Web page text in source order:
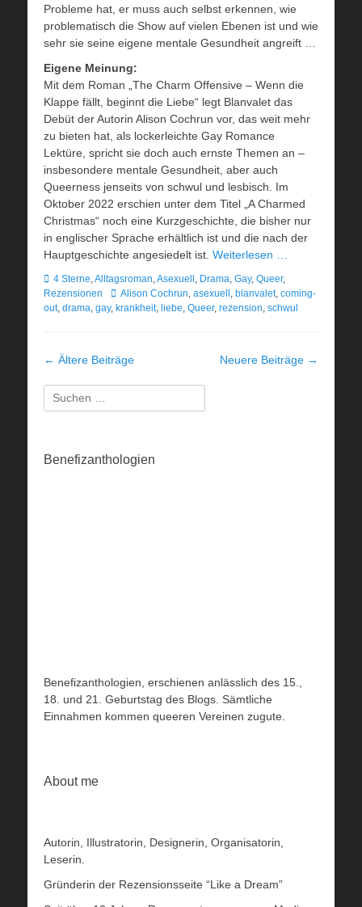
Probleme hat, er muss auch selbst erkennen, wie
problematisch die Show auf vielen Ebenen ist und wie
sehr sie seine eigene mentale Gesundheit angreift …
Eigene Meinung:
Mit dem Roman „The Charm Offensive – Wenn die
Klappe fällt, beginnt die Liebe“ legt Blanvalet das
Debüt der Autorin Alison Cochrun vor, das weit mehr
zu bieten hat, als lockerleichte Gay Romance
Lektüre, spricht sie doch auch ernste Themen an –
insbesondere mentale Gesundheit, aber auch
Queerness jenseits von schwul und lesbisch. Im
Oktober 2022 erschien unter dem Titel „A Charmed
Christmas“ noch eine Kurzgeschichte, die bisher nur
in englischer Sprache erhältlich ist und die nach der
Hauptgeschichte angesiedelt ist. Weiterlesen …
Kategorien
4 Sterne,Alltagsroman,Asexuell , Drama, Gay, Queer,
Rezensionen
Schlagworte
Alison Cochrun, asexuell , blanvalet, coming-
out, drama, gay, krankheit, liebe, Queer, rezension, schwul
Beitragsnavigation
← Ältere Beiträge Neuere Beiträge →
Suchen
nach:
Benefizanthologien
Benefizanthologien, erschienen anlässlich des 15.,
18. und 21. Geburtstag des Blogs. Sämtliche
Einnahmen kommen queeren Vereinen zugute.
About me
Autorin, Illustratorin, Designerin, Organisatorin,
Leserin.
Gründerin der Rezensionsseite “Like a Dream”